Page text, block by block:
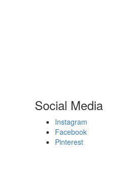
Social Media
Instagram
Facebook
Pinterest